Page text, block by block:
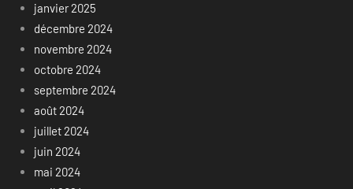
janvier 2025
décembre 2024
novembre 2024
octobre 2024
septembre 2024
août 2024
juillet 2024
juin 2024
mai 2024